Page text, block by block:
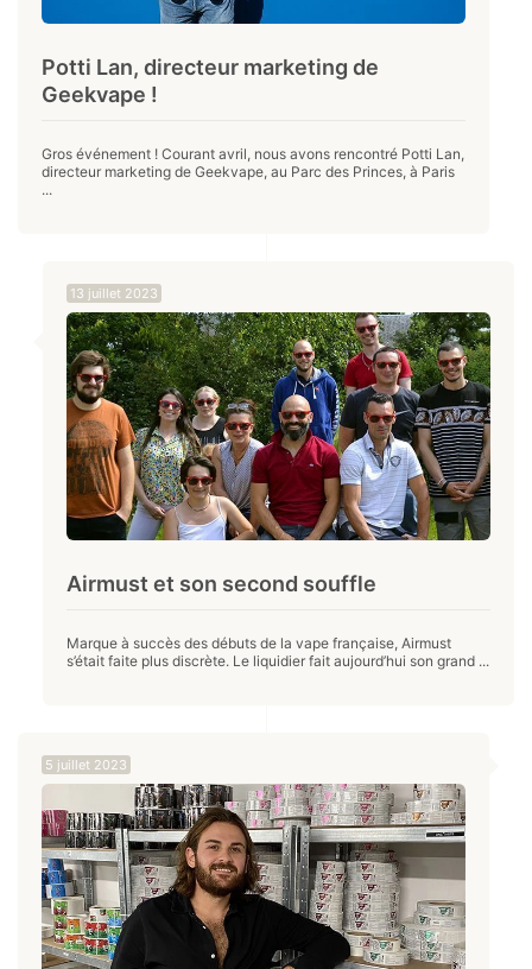
Potti Lan, directeur marketing de
Geekvape !
Gros événement ! Courant avril, nous avons rencontré Potti Lan,
directeur marketing de Geekvape, au Parc des Princes, à Paris
...
13 juillet 2023
Airmust et son second souffle
Marque à succès des débuts de la vape française, Airmust
s’était faite plus discrète. Le liquidier fait aujourd’hui son grand ...
5 juillet 2023